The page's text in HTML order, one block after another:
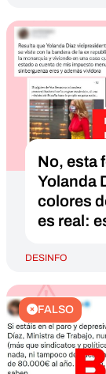
No, esta
Yolanda
colores
es real:
DESINFO
FALSO